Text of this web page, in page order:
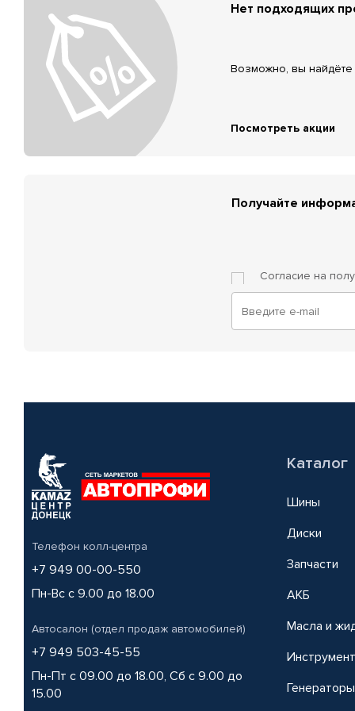
Нет подходящих
Возможно, вы найдёте
Посмотреть акции
Получайте
Согласие на
Телефон колл-центра
+7 949 00-00-550
Пн-Вс с 9.00 до 18.00
Автосалон (отдел продаж автомобилей)
+7 949 503-45-55
Пн-Пт с 09.00 до 18.00, Сб с 9.00 до
15.00
Каталог
Шины
Диски
Запчасти
АКБ
Масла и
Инструмент